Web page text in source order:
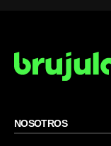
NOSOTROS